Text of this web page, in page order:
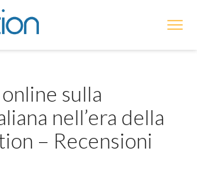
sulla
nell’era della
– Recensioni